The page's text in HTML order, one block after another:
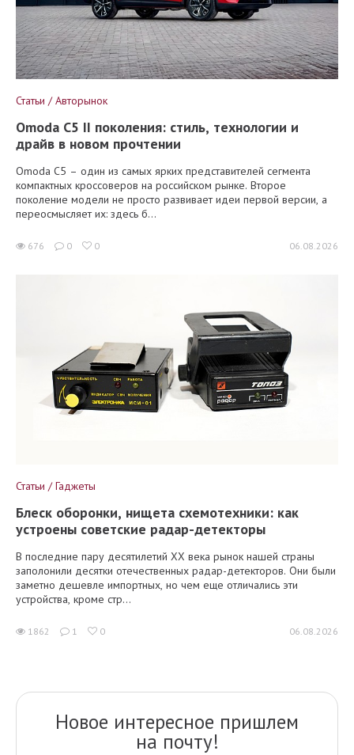
Статьи / Авторынок
Omoda C5 II поколения: стиль, технологии и
драйв в новом прочтении
Omoda C5 – один из самых ярких представителей сегмента
компактных кроссоверов на российском рынке. Второе
поколение модели не просто развивает идеи первой версии, а
переосмысляет их: здесь б...
676 0 0 06.08.2026
Статьи / Гаджеты
Блеск оборонки, нищета схемотехники: как
устроены советские радар-детекторы
В последние пару десятилетий XX века рынок нашей страны
заполонили десятки отечественных радар-детекторов. Они были
заметно дешевле импортных, но чем еще отличались эти
устройства, кроме стр...
1862 1 0 06.08.2026
Новое интересное пришлем
на почту!